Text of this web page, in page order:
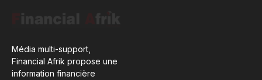
Média multi-support,
Financial Afrik propose une
information financière